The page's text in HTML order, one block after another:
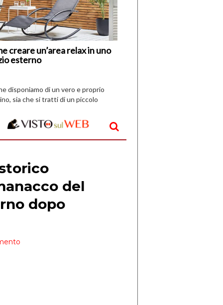
creare un’area relax in uno
esterno
Vespri
disponiamo di un vero e proprio
sia che si tratti di un piccolo